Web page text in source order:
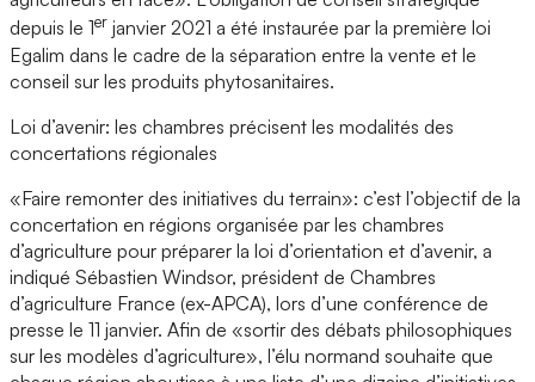
depuis le 1er janvier 2021 a été instaurée par la première loi
Egalim dans le cadre de la séparation entre la vente et le
conseil sur les produits phytosanitaires.
Loi d’avenir: les chambres précisent les modalités des
concertations régionales
«Faire remonter des initiatives du terrain»: c’est l’objectif de la
concertation en régions organisée par les chambres
d’agriculture pour préparer la loi d’orientation et d’avenir, a
indiqué Sébastien Windsor, président de Chambres
d’agriculture France (ex-APCA), lors d’une conférence de
presse le 11 janvier. Afin de «sortir des débats philosophiques
sur les modèles d’agriculture», l’élu normand souhaite que